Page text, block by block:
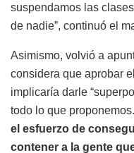
suspendamos las
de nadie”, continuó el
Asimismo, volvió a
considera que aprobar
implicaría darle
todo lo que proponemos.
el esfuerzo de
contener a la gente